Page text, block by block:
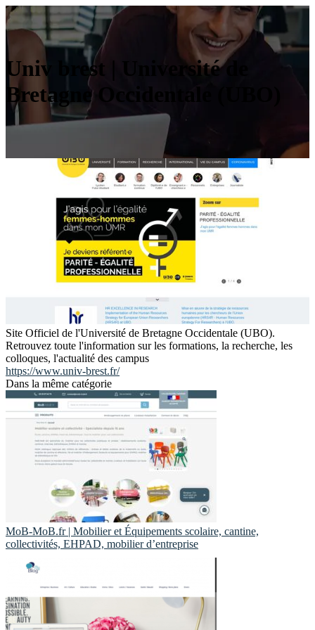
Univ brest | Université de
Bretagne Occidentale (UBO)
Site Officiel de l'Université de Bretagne Occidentale (UBO).
Retrouvez toute l'information sur les formations, la recherche, les
colloques, l'actualité des campus
https://www.univ-brest.fr/
Dans la même catégorie
MoB-MoB.fr | Mobilier et Équipements scolaire, cantine,
collectivités, EHPAD, mobilier d’entreprise